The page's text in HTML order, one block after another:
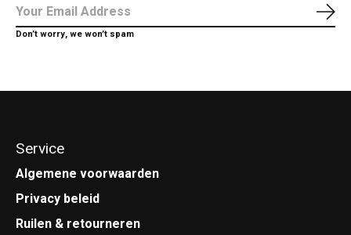
Don’t worry, we won’t spam
Service
Algemene voorwaarden
Privacy beleid
Ruilen & retourneren